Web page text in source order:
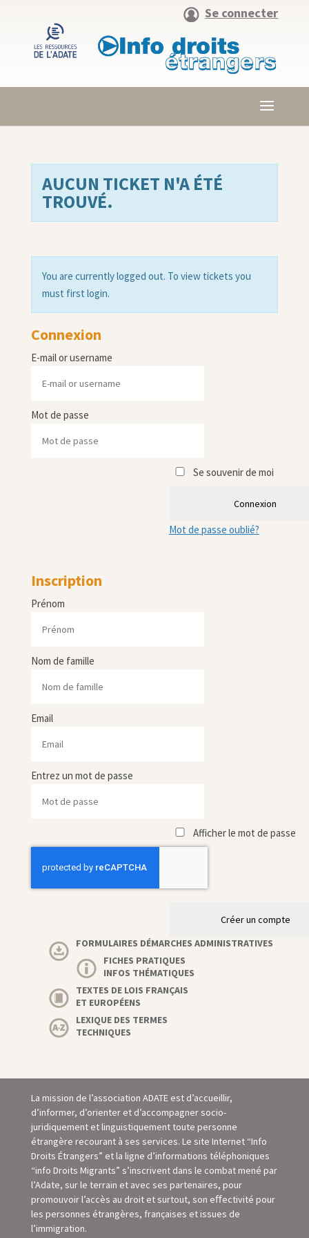
Se connecter
AUCUN TICKET N'A ÉTÉ
TROUVÉ.
You are currently logged out. To view tickets you
must first login.
Connexion
E-mail or username
Mot de passe
Se souvenir de moi
Connexion
Mot de passe oublié?
Inscription
Prénom
Nom de famille
Email
Entrez un mot de passe
Afficher le mot de passe
Créer un compte
FORMULAIRES DÉMARCHES ADMINISTRATIVES
FICHES PRATIQUES
INFOS THÉMATIQUES
TEXTES DE LOIS FRANÇAIS
ET EUROPÉENS
LEXIQUE DES TERMES
TECHNIQUES
La mission de l’association ADATE est d’accueillir,
d’informer, d’orienter et d’accompagner socio-
juridiquement et linguistiquement toute personne
étrangère recourant à ses services. Le site Internet “Info
Droits Étrangers” et la ligne d’informations téléphoniques
“info Droits Migrants” s’inscrivent dans le combat mené par
l’Adate, sur le terrain et avec ses partenaires, pour
promouvoir l’accès au droit et surtout, son eﬀectivité pour
les personnes étrangères, françaises et issues de
l’immigration.